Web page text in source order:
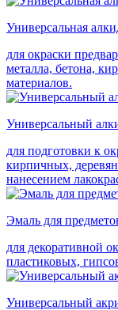
Универсальная
для окраски
металла, бетона,
материалов.
Универсальный
для подготовки к
кирпичных,
нанесением
Эмаль для
для декоративной
пластиковых,
Универсальный